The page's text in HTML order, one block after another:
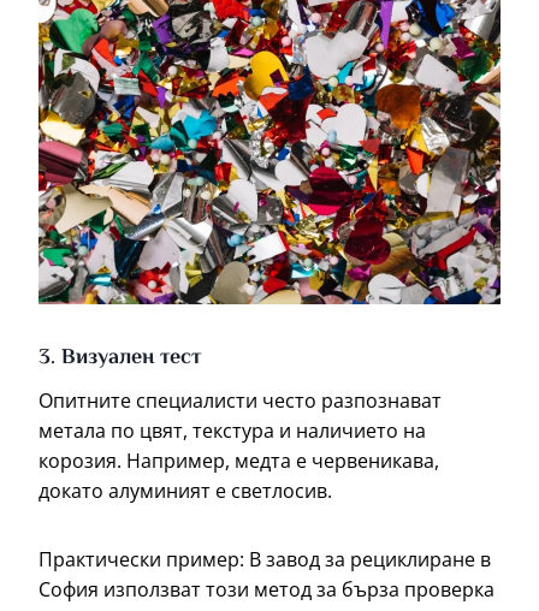
3. Визуален тест
Опитните специалисти често разпознават
метала по цвят, текстура и наличието на
корозия. Например, медта е червеникава,
докато алуминият е светлосив.
Практически пример: В завод за рециклиране в
София използват този метод за бърза проверка